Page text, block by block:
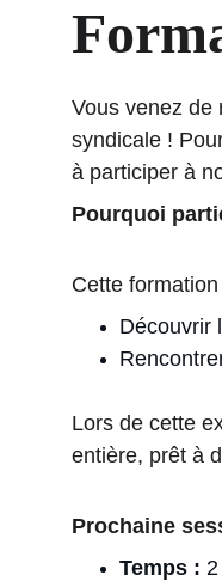
Vous venez de
syndicale !
à participer à
Pourquoi
Cette
Découvrir
Lors de cette
entière, prêt à
Prochaine
Temps :